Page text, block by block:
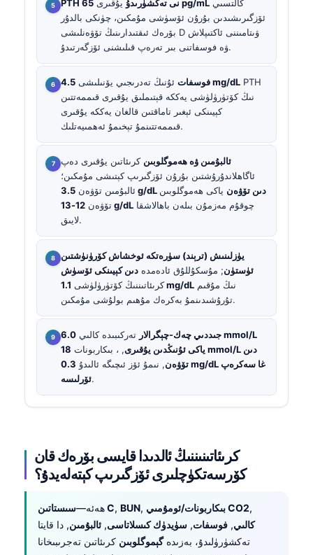
PTH نى تەكشۈرىدۇ يۇقىرى 65 pg/mL
ئۆزگىرىشىدىن بۇرۇن ئۆسۈشى مۇمكىن، چۈنكى بالدۇر
بۆرەك ئىقتىدارىنىڭ تۆۋەنلىشى D ۋىتامىننى ئاكتىپلاش
ۋە فوسفاتنى بىر تەرەپ قىلىشنى ئۆزگەرتىدۇ.
فوسفات ئۇنىڭ تەدرىجىي يۆنىلىشى 4.5 mg/dL PTH
نىڭ كۆتۈرۈلۈشى يەككە قېتىملىق يۇقىرى قىممەتتىن
كېيىنكى ئېغىر تاماقتىن قالغان يەككە يۇقىرى
قىممەتتىنمۇ تېخىمۇ ئەھمىيەتلىك.
ئالبۇمىن ۋە ھەموگلوبىن كرىئاتىن يۇقىرى دەپ
ئاگاھلاندۇرۇشتىن بۇرۇن ئۆزگىرىپ كېتىشى مۇمكىن؛
ئالبۇمىن تۆۋەن
3.5 g/dL دىن تۆۋەن ياكى ھەموگلوبىن
تۆۋەن12-13 g/dL
لايىق.
يۈزلىنىش (ترېند) سۈرەتكە ئوخشاش كۆرۈنۈشتىن
ئۈستۈن; مۇسكۇللۇق ئادەمدە دىن كېيىنكى ئۆسۈش
كرىئاتىننىڭ كۆتۈرۈلۈشى1.1 mg/dL
تۇرۇشىدىنمۇ بەكرەك مۇھىم بولۇشى مۇمكىن.
جىددىي چەك-چېگرالار تەركىبىدە كالىي 6.0 mmol/L
ياكى ئۇنىڭدىن يۇقىرى, ، بىكاربونات 18 mmol/L دىن
تۆۋەن, نىمۇ ئۆز ئىچىگە ئالىدۇ 0.3 mg/dL غا سەكرەپ
ئۆرلىسە.
كرىئاتىنىننىڭ ئالدىدا قايسى بۆرەك قان
كۆرسەتكۈچلىرى ئۆزگىرىپ كېتەلەيدۇ؟
ھەئە—سىستاتىن C, BUN, بىكاربونات/ئومۇمىي CO2,
كالىي, فوسفات, سۈيدۈك كىسلاتاسى, ئالبۇمىن, دا قايتا
تەكشۈرۈلىدۇ، بەزىدەگېموگلوبىن كرىئاتىن تەجرىبىخانا